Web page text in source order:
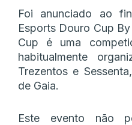
Foi anunciado ao
Esports Douro Cup
Cup é uma
habitualmente
Trezentos e
de Gaia.
Este evento não